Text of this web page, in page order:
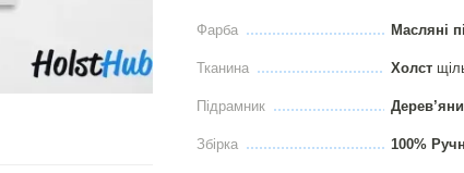
Фарба Масляні
Тканина Холст
Підрамник
Збірка 100%